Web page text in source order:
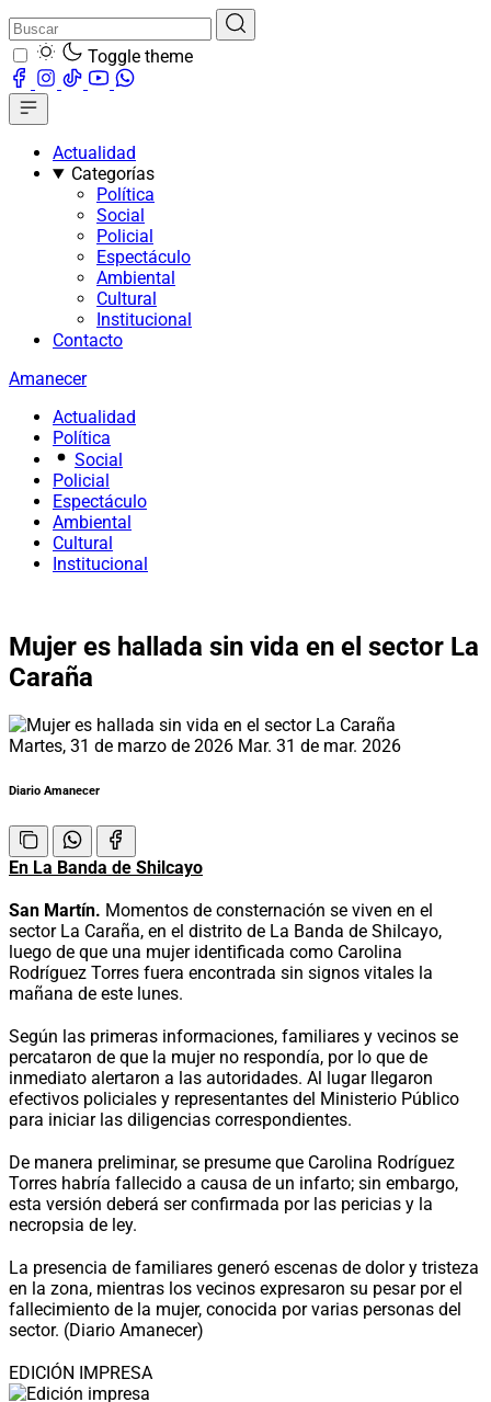
Toggle theme
Actualidad
Categorías
Política
Social
Policial
Espectáculo
Ambiental
Cultural
Institucional
Contacto
Amanecer
Actualidad
Política
Social
Policial
Espectáculo
Ambiental
Cultural
Institucional
Mujer es hallada sin vida en el sector La
Caraña
Martes, 31 de marzo de 2026 Mar. 31 de mar. 2026
Diario Amanecer
En La Banda de Shilcayo
San Martín. Momentos de consternación se viven en el
sector La Caraña, en el distrito de La Banda de Shilcayo,
luego de que una mujer identificada como Carolina
Rodríguez Torres fuera encontrada sin signos vitales la
mañana de este lunes.
Según las primeras informaciones, familiares y vecinos se
percataron de que la mujer no respondía, por lo que de
inmediato alertaron a las autoridades. Al lugar llegaron
efectivos policiales y representantes del Ministerio Público
para iniciar las diligencias correspondientes.
De manera preliminar, se presume que Carolina Rodríguez
Torres habría fallecido a causa de un infarto; sin embargo,
esta versión deberá ser confirmada por las pericias y la
necropsia de ley.
La presencia de familiares generó escenas de dolor y tristeza
en la zona, mientras los vecinos expresaron su pesar por el
fallecimiento de la mujer, conocida por varias personas del
sector. (Diario Amanecer)
EDICIÓN IMPRESA